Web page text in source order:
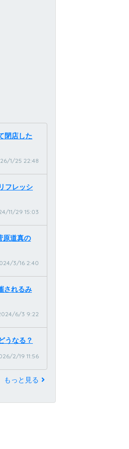
閉店した
1/25 22:48
フレッシ
11/29 15:03
原道真の
3/16 2:40
されるみ
6/3 9:22
うなる？
2/19 11:56
もっと見る